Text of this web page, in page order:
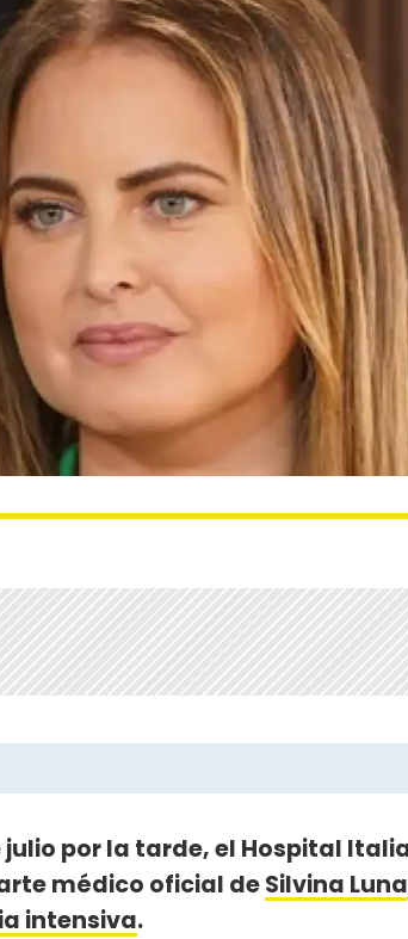
julio por la tarde, el Hospital
médico oficial deSilvina Luna
intensiva.